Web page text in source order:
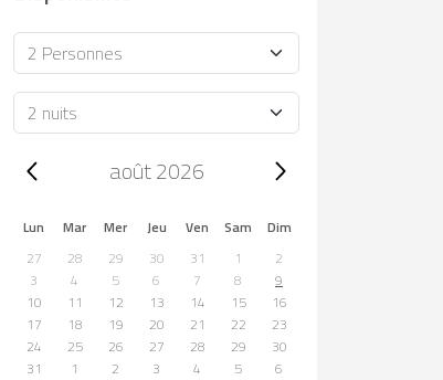
Occupacion
Durée
Trip dates, août 2026
août 2026
Lun Mar Mer Jeu Ven Sam
Dim
27
28 29 30 31 1
2
3
4 5 6 7 8
9
10
11 12 13 14 15
16
17
18 19 20 21 22
23
24
25 26 27 28 29
30
31
1 2 3 4 5 6